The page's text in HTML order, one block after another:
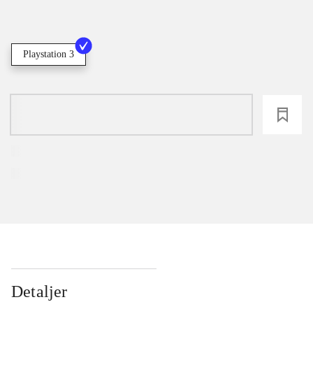
Playstation 3
Detaljer